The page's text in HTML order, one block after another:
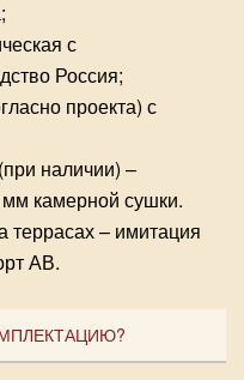
с
Россия;
проекта) с
наличии) –
мм камерной сушки.
террасах – имитация
АВ.